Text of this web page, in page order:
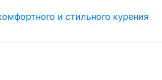
и стильного курения